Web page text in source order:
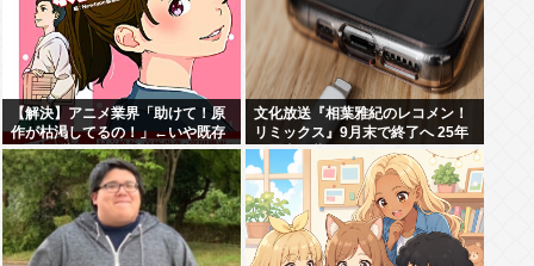
【解決】アニメ業界「助けて！原
作が枯渇してるの！」←いや既存
作品の2期やったら良いよね？
文化放送『相葉雅紀のレコメン！
リミックス』9月末で終了へ 25年
の歴史に幕